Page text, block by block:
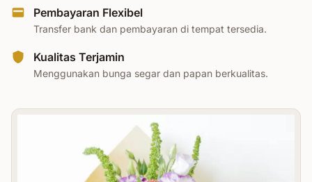
Pembayaran Flexibel
Transfer bank dan pembayaran di tempat tersedia.
Kualitas Terjamin
Menggunakan bunga segar dan papan berkualitas.